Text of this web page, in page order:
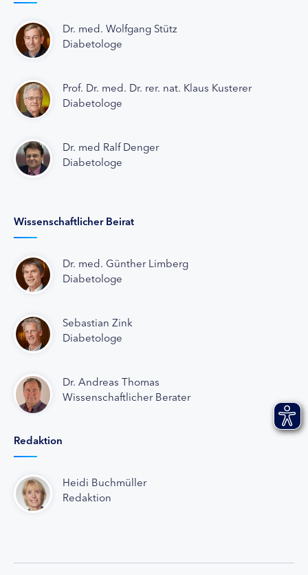
Dr. med. Wolfgang Stütz
Diabetologe
Prof. Dr. med. Dr. rer. nat. Klaus Kusterer
Diabetologe
Dr. med Ralf Denger
Diabetologe
Wissenschaftlicher Beirat
Dr. med. Günther Limberg
Diabetologe
Sebastian Zink
Diabetologe
Dr. Andreas Thomas
Wissenschaftlicher Berater
Redaktion
Heidi Buchmüller
Redaktion